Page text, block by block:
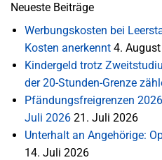
Neueste Beiträge
Werbungskosten bei
Kosten anerkennt 4.
Kindergeld trotz
der 20-Stunden-Grenze
Pfändungsfreigrenzen
Juli 2026 21. Juli 2026
Unterhalt an Angehörige:
14. Juli 2026